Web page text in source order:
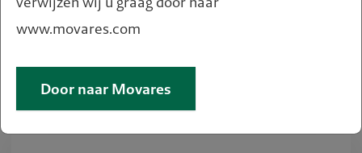
www.movares.com
Door naar Movares